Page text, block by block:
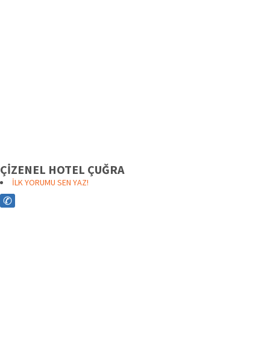
ÇİZENEL HOTEL ÇUĞRA
İLK YORUMU SEN YAZ!
✆